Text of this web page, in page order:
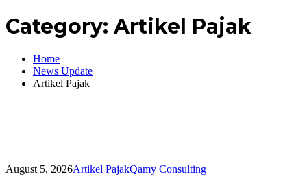
Category: Artikel Pajak
Home
News Update
Artikel Pajak
August 5, 2026Artikel PajakQamy Consulting